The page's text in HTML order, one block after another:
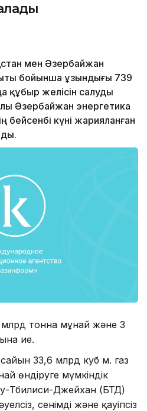
мен Әзербайжан
бойынша ұзындығы 739
желісін салуды
Әзербайжан энергетика
бейсенбі күні жарияланған
тонна мұнай және 3
ие.
33,6 млрд куб м. газ
өндіруге мүмкіндік
Тбилиси-Джейхан (БТД)
сенімді және қауіпсіз